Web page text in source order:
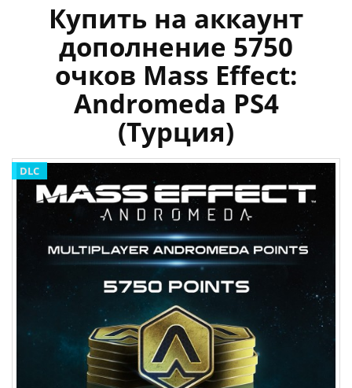
Купить на аккаунт
дополнение 5750
очков Mass Effect:
Andromeda PS4
(Турция)
DLC